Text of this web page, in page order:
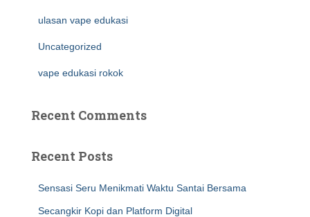
ulasan vape edukasi
Uncategorized
vape edukasi rokok
Recent Comments
Recent Posts
Sensasi Seru Menikmati Waktu Santai Bersama
Secangkir Kopi dan Platform Digital